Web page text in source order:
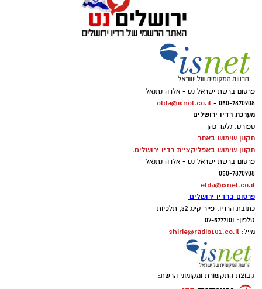
פרסום ברשת ישראל נט - אלדה נתנאל
050-7870908 -
elda@isnet.co.il
מערכת רדיו ירושלים
ספורט: גלעד כהן
תקנון שימוש באתר
תקנון שימוש באפליקציית רדיו ירושלים.
פרסום ברשת ישראל נט - אלדה נתנאל
050-7870908
elda@isnet.co.il
פרסום ברדיו ירושלים
כתובת הרדיו: פייר קינג 32, תלפיות
טלפון: 02-5777101
מייל: shirie@radio101.co.il
קבוצת התקשורת ומקומוני הרשת: